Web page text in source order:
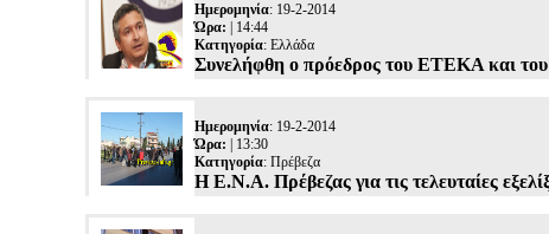
Ημερομηνία: 19-2-2014
Ώρα:
| 14:44
Κατηγορία:Ελλάδα
Συνελήφθη ο πρόεδρος του ΕΤΕΚΑ και
Ημερομηνία: 19-2-2014
Ώρα:
| 13:30
Κατηγορία:Πρέβεζα
Η Ε.Ν.Α. Πρέβεζας για τις τελευταίες